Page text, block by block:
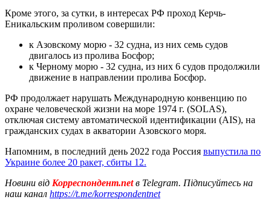
Кроме этого, за сутки, в интересах РФ проход Керчь-
Еникальским проливом совершили:
к Азовскому морю - 32 судна, из них семь судов
двигалось из пролива Босфор;
к Черному морю - 32 судна, из них 6 судов продолжили
движение в направлении пролива Босфор.
РФ продолжает нарушать Международную конвенцию по
охране человеческой жизни на море 1974 г. (SOLAS),
отключая систему автоматической идентификации (AIS), на
гражданских судах в акватории Азовского моря.
Напомним, в последний день 2022 года Россия выпустила по
Украине более 20 ракет, сбиты 12.
Новини від Корреспондент.netв Telegram. Підписуйтесь на
наш канал https://t.me/korrespondentnet